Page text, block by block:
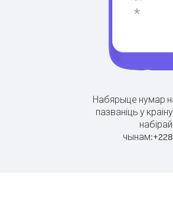
Набярыце нумар
пазваніць у
чынам:+228